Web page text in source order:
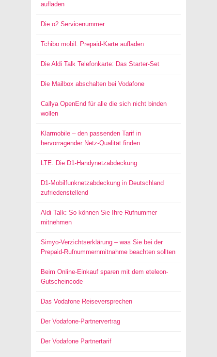
aufladen
Die o2 Servicenummer
Tchibo mobil: Prepaid-Karte aufladen
Die Aldi Talk Telefonkarte: Das Starter-Set
Die Mailbox abschalten bei Vodafone
Callya OpenEnd für alle die sich nicht binden
wollen
Klarmobile – den passenden Tarif in
hervorragender Netz-Qualität finden
LTE: Die D1-Handynetzabdeckung
D1-Mobilfunknetzabdeckung in Deutschland
zufriedenstellend
Aldi Talk: So können Sie Ihre Rufnummer
mitnehmen
Simyo-Verzichtserklärung – was Sie bei der
Prepaid-Rufnummernmitnahme beachten sollten
Beim Online-Einkauf sparen mit dem eteleon-
Gutscheincode
Das Vodafone Reiseversprechen
Der Vodafone-Partnervertrag
Der Vodafone Partnertarif